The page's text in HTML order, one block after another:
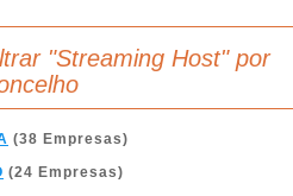
"Streaming Host" por
(38 Empresas)
(24 Empresas)